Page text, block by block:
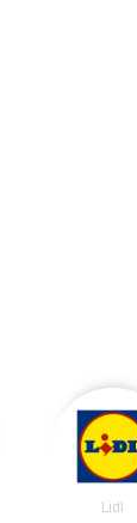
Lidl